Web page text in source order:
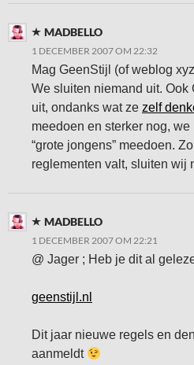
MADBELLO
1 DECEMBER 2007 OM 22:32
Mag GeenStijl (of weblog
We sluiten niemand uit.
uit, ondanks wat ze zelf
meedoen en sterker nog,
“grote jongens” meedoen.
reglementen valt, sluiten wij
MADBELLO
1 DECEMBER 2007 OM 22:21
@ Jager ; Heb je dit al
geenstijl.nl
Dit jaar nieuwe regels en
aanmeldt